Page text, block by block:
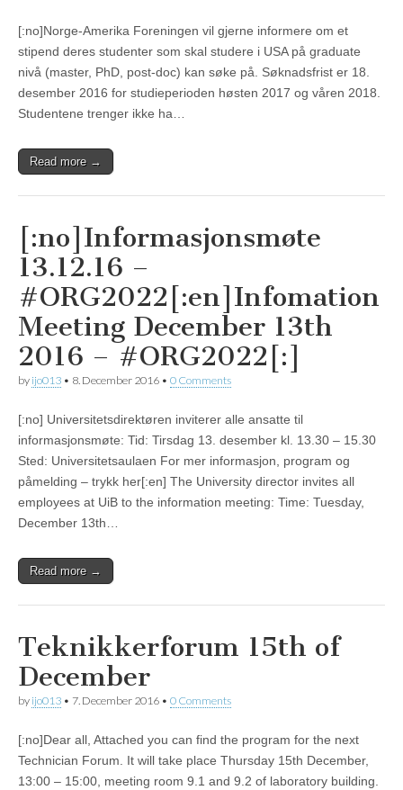
[:no]Norge-Amerika Foreningen vil gjerne informere om et
stipend deres studenter som skal studere i USA på graduate
nivå (master, PhD, post-doc) kan søke på. Søknadsfrist er 18.
desember 2016 for studieperioden høsten 2017 og våren 2018.
Studentene trenger ikke ha…
Read more →
[:no]Informasjonsmøte
13.12.16 –
#ORG2022[:en]Infomation
Meeting December 13th
2016 – #ORG2022[:]
by ijo013 • 8. December 2016 • 0 Comments
[:no] Universitetsdirektøren inviterer alle ansatte til
informasjonsmøte: Tid: Tirsdag 13. desember kl. 13.30 – 15.30
Sted: Universitetsaulaen For mer informasjon, program og
påmelding – trykk her[:en] The University director invites all
employees at UiB to the information meeting: Time: Tuesday,
December 13th…
Read more →
Teknikkerforum 15th of
December
by ijo013 • 7. December 2016 • 0 Comments
[:no]Dear all, Attached you can find the program for the next
Technician Forum. It will take place Thursday 15th December,
13:00 – 15:00, meeting room 9.1 and 9.2 of laboratory building.